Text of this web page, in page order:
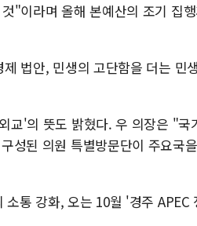
"이라며 올해 본예산의 조기 집
법안, 민생의 고단함을 더는 민
교'의 뜻도 밝혔다. 우 의장은 "국
성된 의원 특별방문단이 주요국
통 강화, 오는 10월 '경주 APEC